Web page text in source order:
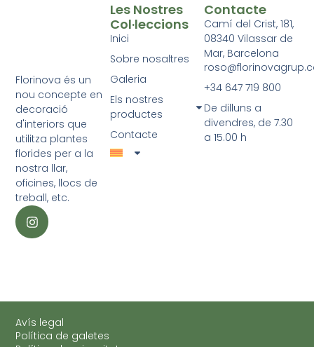
Florinova és un
nou concepte en
decoració
d'interiors que
utilitza plantes
florides per a la
nostra llar,
oficines, llocs de
treball, etc.
Les Nostres
Col·leccions
Inici
Sobre nosaltres
Galeria
Els nostres
productes
Contacte
Contacte
Camí del Crist, 181,
08340 Vilassar de
Mar, Barcelona
+34 647 719 800
De dilluns a
divendres, de 7.30
a 15.00 h
Avís legal
Política de galetes